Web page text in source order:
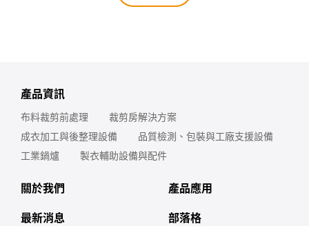
產品資訊
布料裁剪前處理
裁剪房解決方案
成衣加工與後整理設備
品質檢測、包裝與工廠支援設備
工業鍋爐
製衣輔助設備與配件
關於我們 產品應用
最新消息 部落格